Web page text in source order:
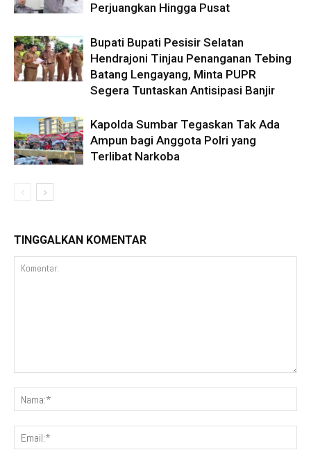
Perjuangkan Hingga Pusat
Bupati Bupati Pesisir Selatan
Hendrajoni Tinjau Penanganan Tebing
Batang Lengayang, Minta PUPR
Segera Tuntaskan Antisipasi Banjir
Kapolda Sumbar Tegaskan Tak Ada
Ampun bagi Anggota Polri yang
Terlibat Narkoba
TINGGALKAN KOMENTAR